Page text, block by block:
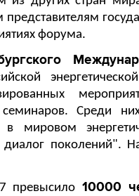
форума.
Среди
в мировом
поколений".
превысило 10000